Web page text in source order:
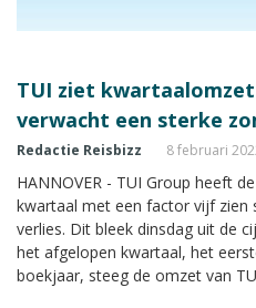
TUI ziet
verwacht een sterke
Redactie Reisbizz 8 februari
HANNOVER - TUI Group heeft
kwartaal met een factor vijf
verlies. Dit bleek dinsdag uit de
het afgelopen kwartaal, het
boekjaar, steeg de omzet van